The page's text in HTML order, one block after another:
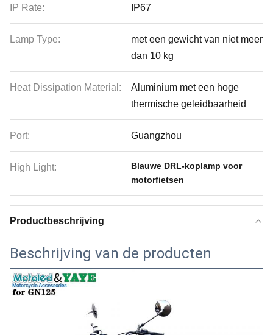
IP Rate: IP67
Lamp Type:
met een gewicht van niet meer
dan 10 kg
Heat Dissipation Material:
Aluminium met een hoge
thermische geleidbaarheid
Port: Guangzhou
High Light:
Blauwe DRL-koplamp voor
motorfietsen
Productbeschrijving
Beschrijving van de producten